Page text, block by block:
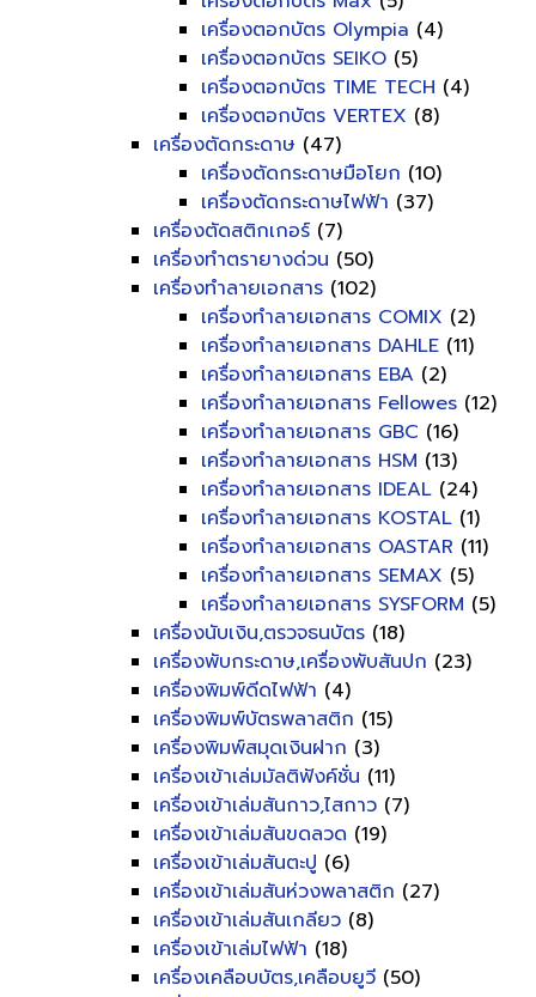
เครื่องตอกบัตร Olympia (4)
เครื่องตอกบัตร SEIKO (5)
เครื่องตอกบัตร TIME TECH (4)
เครื่องตอกบัตร VERTEX (8)
เครื่องตัดกระดาษ (47)
เครื่องตัดกระดาษมือโยก (10)
เครื่องตัดกระดาษไฟฟ้า (37)
เครื่องตัดสติกเกอร์ (7)
เครื่องทำตรายางด่วน (50)
เครื่องทำลายเอกสาร (102)
เครื่องทำลายเอกสาร COMIX (2)
เครื่องทำลายเอกสาร DAHLE (11)
เครื่องทำลายเอกสาร EBA (2)
เครื่องทำลายเอกสาร Fellowes (12)
เครื่องทำลายเอกสาร GBC (16)
เครื่องทำลายเอกสาร HSM (13)
เครื่องทำลายเอกสาร IDEAL (24)
เครื่องทำลายเอกสาร KOSTAL (1)
เครื่องทำลายเอกสาร OASTAR (11)
เครื่องทำลายเอกสาร SEMAX (5)
เครื่องทำลายเอกสาร SYSFORM (5)
เครื่องนับเงิน,ตรวจธนบัตร (18)
เครื่องพับกระดาษ,เครื่องพับสันปก (23)
เครื่องพิมพ์ดีดไฟฟ้า (4)
เครื่องพิมพ์บัตรพลาสติก (15)
เครื่องพิมพ์สมุดเงินฝาก (3)
เครื่องเข้าเล่มมัลติฟังค์ชั่น (11)
เครื่องเข้าเล่มสันกาว,ไสกาว (7)
เครื่องเข้าเล่มสันขดลวด (19)
เครื่องเข้าเล่มสันตะปู (6)
เครื่องเข้าเล่มสันห่วงพลาสติก (27)
เครื่องเข้าเล่มสันเกลียว (8)
เครื่องเข้าเล่มไฟฟ้า (18)
เครื่องเคลือบบัตร,เคลือบยูวี (50)